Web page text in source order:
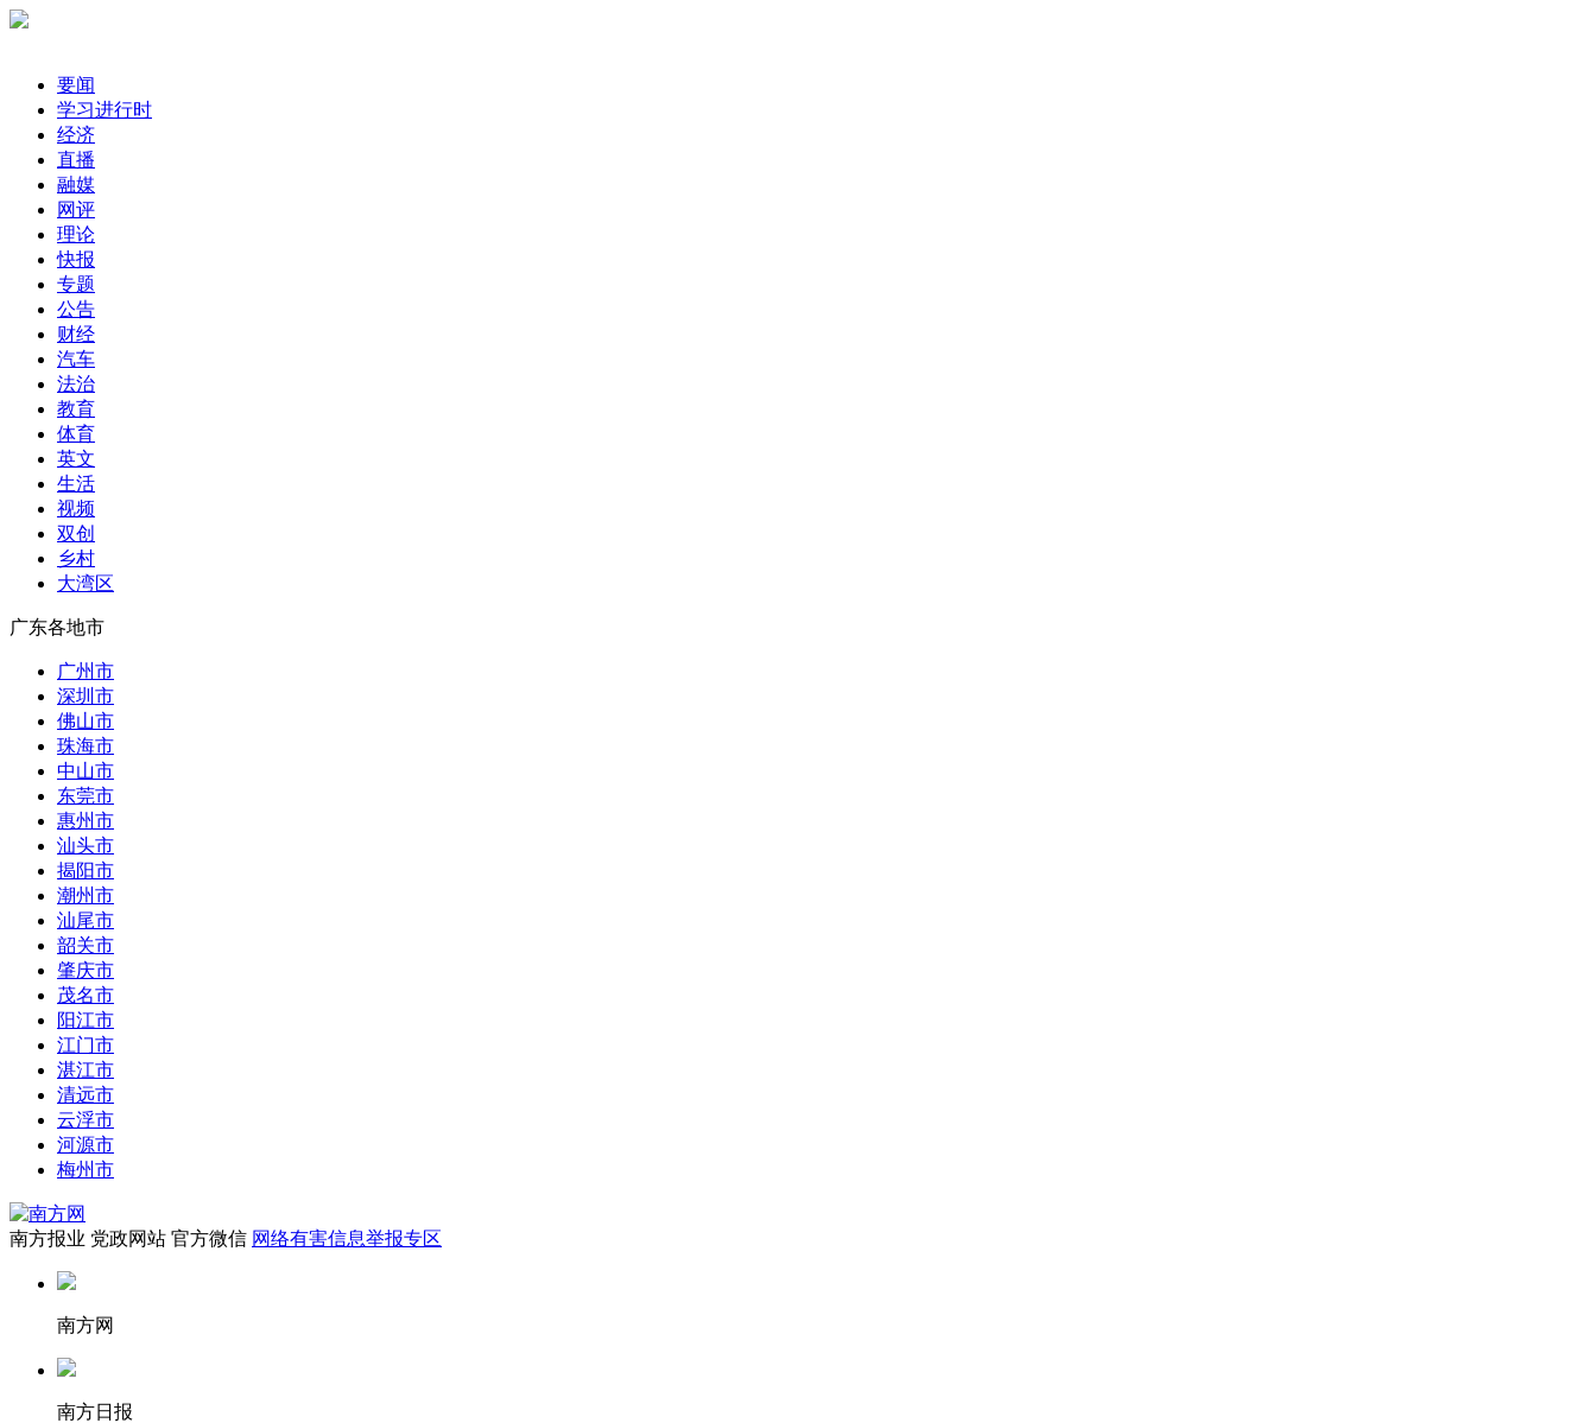
要闻
学习进行时
经济
直播
融媒
网评
理论
快报
专题
公告
财经
汽车
法治
教育
体育
英文
生活
视频
双创
乡村
大湾区
广东各地市
广州市
深圳市
佛山市
珠海市
中山市
东莞市
惠州市
汕头市
揭阳市
潮州市
汕尾市
韶关市
肇庆市
茂名市
阳江市
江门市
湛江市
清远市
云浮市
河源市
梅州市
南方报业 党政网站 官方微信 网络有害信息举报专区
南方网
南方日报